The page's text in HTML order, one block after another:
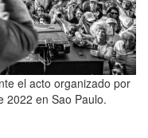
el acto organizado por
2022 en Sao Paulo.